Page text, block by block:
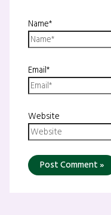
Name*
Email*
Website